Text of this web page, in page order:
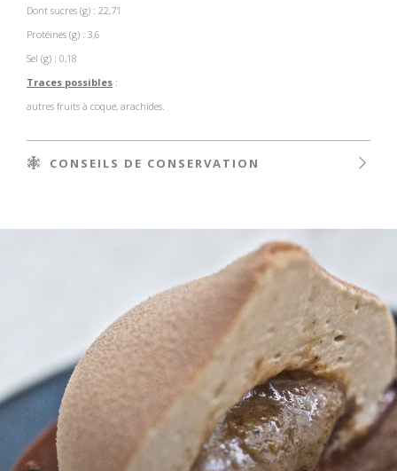
Dont sucres (g) : 22,71
Protéines (g) : 3,6
Sel (g) : 0,18
Traces possibles :
autres fruits à coque, arachides.
CONSEILS DE CONSERVATION